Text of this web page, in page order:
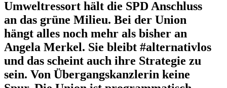
Umwelt­ressort hält die SPD Anschluss
an das grüne Milieu. Bei der Union
hängt alles noch mehr als bisher an
Angela Merkel. Sie bleibt #alter­na­tivlos
und das scheint auch ihre Strategie zu
sein. Von Übergangs­kanz­lerin keine